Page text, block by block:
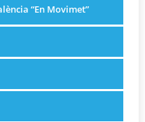
“En Movimet”